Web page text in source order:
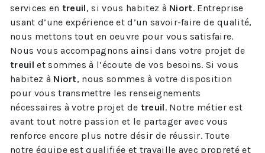
services en treuil, si vous habitez à Niort. Entreprise
usant d’une expérience et d’un savoir-faire de qualité,
nous mettons tout en oeuvre pour vous satisfaire.
Nous vous accompagnons ainsi dans votre projet de
treuil et sommes à l’écoute de vos besoins. Si vous
habitez à Niort, nous sommes à votre disposition
pour vous transmettre les renseignements
nécessaires à votre projet de treuil. Notre métier est
avant tout notre passion et le partager avec vous
renforce encore plus notre désir de réussir. Toute
notre équipe est qualifiée et travaille avec propreté et